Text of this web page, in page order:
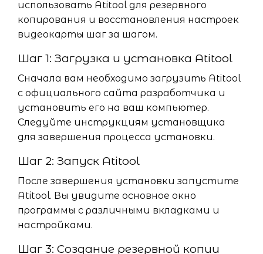
использовать Atitool для резервного
копирования и восстановления настроек
видеокарты шаг за шагом.
Шаг 1: Загрузка и установка Atitool
Сначала вам необходимо загрузить Atitool
с официального сайта разработчика и
установить его на ваш компьютер.
Следуйте инструкциям установщика
для завершения процесса установки.
Шаг 2: Запуск Atitool
После завершения установки запустите
Atitool. Вы увидите основное окно
программы с различными вкладками и
настройками.
Шаг 3: Создание резервной копии